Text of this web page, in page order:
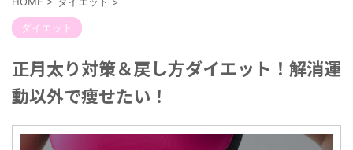
ダイエット
正月太り対策＆戻し方ダイエット！解消運
動以外で痩せたい！